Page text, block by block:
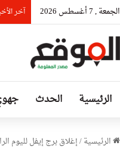
الجمعة , 7 أغسطس 2026 آخر
الرئيسية الحدث
الرئيسية/إغلاق برج إيفل لليوم